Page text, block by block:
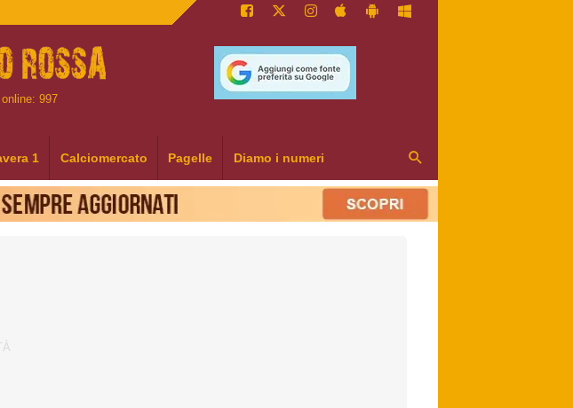
online: 997
1 Calciomercato Pagelle Diamo i numeri